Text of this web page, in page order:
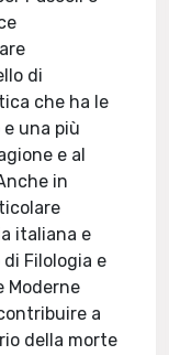
di
che ha le
una più
e al
in
italiana e
Filologia e
Moderne
a
della morte